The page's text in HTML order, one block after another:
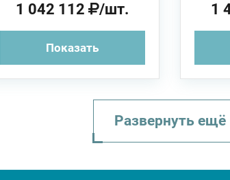
1 042 112 /шт.
Показать
1
Grand
234x234x96см
Time Out
213х213х88см E-
Развернуть ещё